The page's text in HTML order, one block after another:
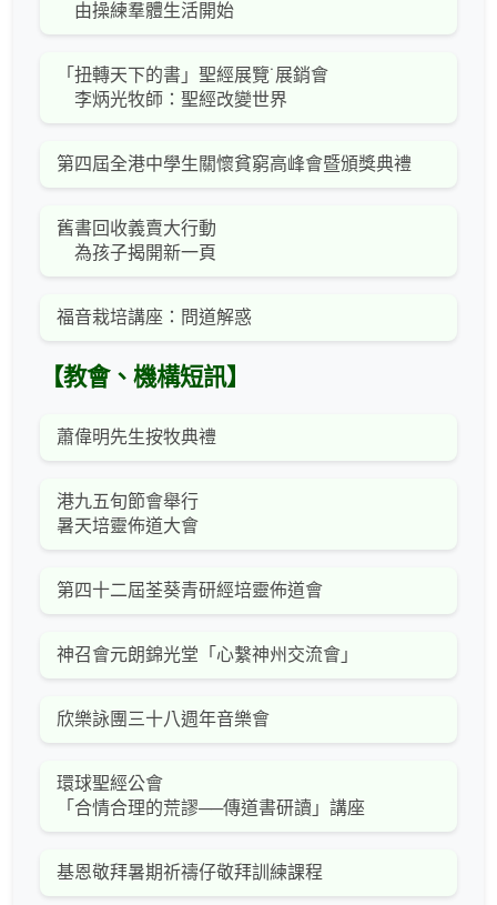
由操練羣體生活開始
「扭轉天下的書」聖經展覽˙展銷會
李炳光牧師：聖經改變世界
第四屆全港中學生關懷貧窮高峰會暨頒獎典禮
舊書回收義賣大行動
為孩子揭開新一頁
福音栽培講座：問道解惑
【教會、機構短訊】
蕭偉明先生按牧典禮
港九五旬節會舉行
暑天培靈佈道大會
第四十二屆荃葵青研經培靈佈道會
神召會元朗錦光堂「心繫神州交流會」
欣樂詠團三十八週年音樂會
環球聖經公會
「合情合理的荒謬──傳道書研讀」講座
基恩敬拜暑期祈禱仔敬拜訓練課程